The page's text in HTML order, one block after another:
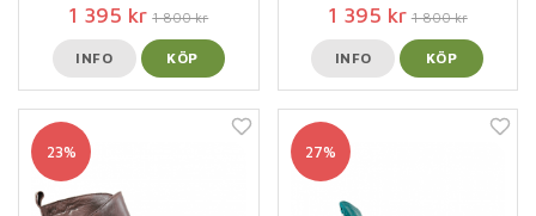
1 395 kr 1 800 kr
INFO KÖP
1 395 kr 1 800 kr
INFO KÖP
23% 27%